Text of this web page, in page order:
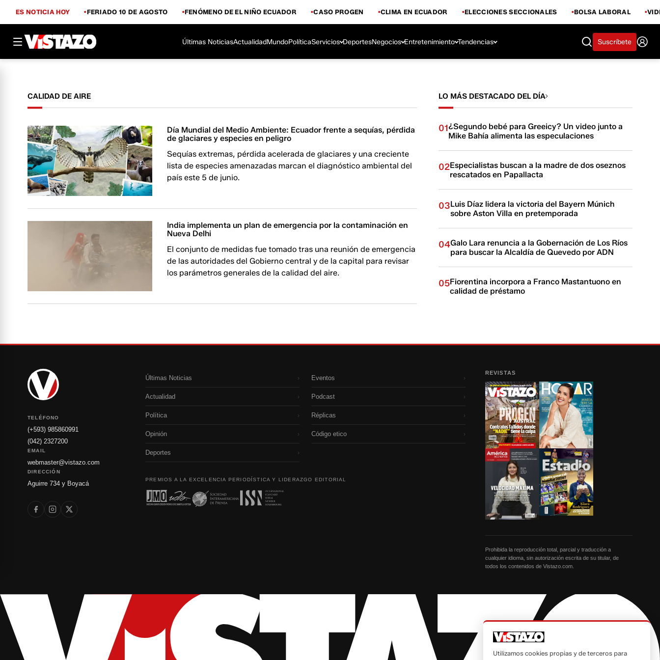
ES NOTICIA HOY FERIADO 10 DE AGOSTO FENÓMENO DE EL NIÑO ECUADOR CASO PROGEN CLIMA EN ECUADOR ELECCIONES SECCIONALES BOLSA LABORAL
Últimas NoticiasActualidadMundoPolíticaServicios DeportesNegocios Entretenimiento Tendencias Suscríbete
CALIDAD DE AIRE
Día Mundial del Medio Ambiente: Ecuador frente a sequías, pérdida
de glaciares y especies en peligro
Sequías extremas, pérdida acelerada de glaciares y una creciente
lista de especies amenazadas marcan el diagnóstico ambiental del
país este 5 de junio.
India implementa un plan de emergencia por la contaminación en
Nueva Delhi
El conjunto de medidas fue tomado tras una reunión de emergencia
de las autoridades del Gobierno central y de la capital para revisar
los parámetros generales de la calidad del aire.
LO MÁS DESTACADO DEL DÍA
01¿Segundo bebé para Greeicy? Un video junto a
Mike Bahía alimenta las especulaciones
02Especialistas buscan a la madre de dos oseznos
rescatados en Papallacta
03Luis Díaz lidera la victoria del Bayern Múnich
sobre Aston Villa en pretemporada
04Galo Lara renuncia a la Gobernación de Los Ríos
para buscar la Alcaldía de Quevedo por ADN
05Fiorentina incorpora a Franco Mastantuono en
calidad de préstamo
TELÉFONO
(+593) 985860991
(042) 2327200
EMAIL
webmaster@vistazo.com
DIRECCIÓN
Aguirre 734 y Boyacá
Últimas Noticias ›
Actualidad ›
Política ›
Opinión ›
Deportes ›
Eventos ›
Podcast ›
Réplicas ›
Código etico ›
PREMIOS A LA EXCELENCIA PERIODÍSTICA Y LIDERAZGO EDITORIAL
REVISTAS
Prohibida la reproducción total, parcial y traducción a
cualquier idioma, sin autorización escrita de su titular, de
todos los contenidos de Vistazo.com.
Utilizamos cookies propias y de terceros para